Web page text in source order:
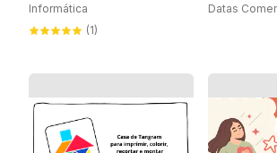
Informática
(1)
Datas